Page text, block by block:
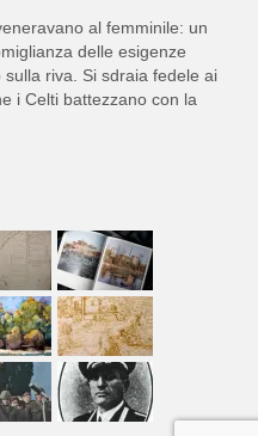
al femminile: un
delle esigenze
riva. Si sdraia fedele ai
i Celti battezzano con la